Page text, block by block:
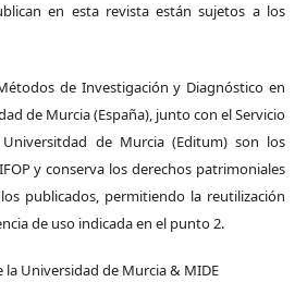
en esta revista están sujetos a los
de Investigación y Diagnóstico en
de Murcia (España), junto con el Servicio
de Murcia (Editum) son los
y conserva los derechos patrimoniales
publicados, permitiendo la reutilización
de uso indicada en el punto 2.
la Universidad de Murcia & MIDE